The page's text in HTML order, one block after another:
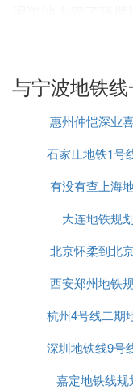
泥浆池上安了顶
生噪声的小型机
『肆』 宁波
向）：
霞浦、长江路、
幢、五乡、邱隘
晏北路、世纪大
江厦桥东、东门
桥、高桥西。
建设历程：
2008年6月28日
北路站）开工。
与宁波地铁
惠州仲恺深业
铁规划
石家庄地铁1号
有没有查上海
拥堵
大连地铁规
北京怀柔到北
划
西安郑州地铁
拼
杭州4号线二期
深圳地铁线9号
行
嘉定地铁线规